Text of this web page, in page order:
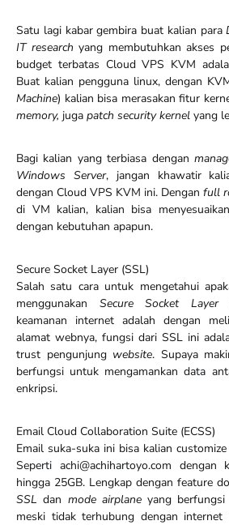
Satu lagi kabar gembira buat kalian para
IT research yang membutuhkan akses
budget terbatas Cloud VPS KVM
Buat kalian pengguna linux, dengan
Machine) kalian bisa merasakan fitur
memory, juga patch security kernel yang
Bagi kalian yang terbiasa dengan
Windows Server, jangan khawatir
dengan Cloud VPS KVM ini. Dengan full
di VM kalian, kalian bisa
dengan kebutuhan apapun.
Secure Socket Layer (SSL)
Salah satu cara untuk mengetahui
menggunakan Secure Socket Layer
keamanan internet adalah dengan
alamat webnya, fungsi dari SSL ini
trust pengunjung website. Supaya
berfungsi untuk mengamankan data
enkripsi.
Email Cloud Collaboration Suite (ECSS)
Email suka-suka ini bisa kalian
Seperti achi@achihartoyo.com dengan
hingga 25GB. Lengkap dengan feature
SSL dan mode airplaneyang berfungsi
meski tidak terhubung dengan internet